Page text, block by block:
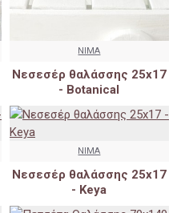
NIMA
Νεσεσέρ θαλάσσης 25x17
- Botanical
NIMA
Νεσεσέρ θαλάσσης 25x17
- Keya